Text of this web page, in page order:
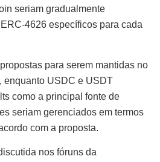
seriam gradualmente
4626 específicos para cada
para serem mantidas no
enquanto USDC e USDT
como a principal fonte de
seriam gerenciados em termos
com a proposta.
nos fóruns da